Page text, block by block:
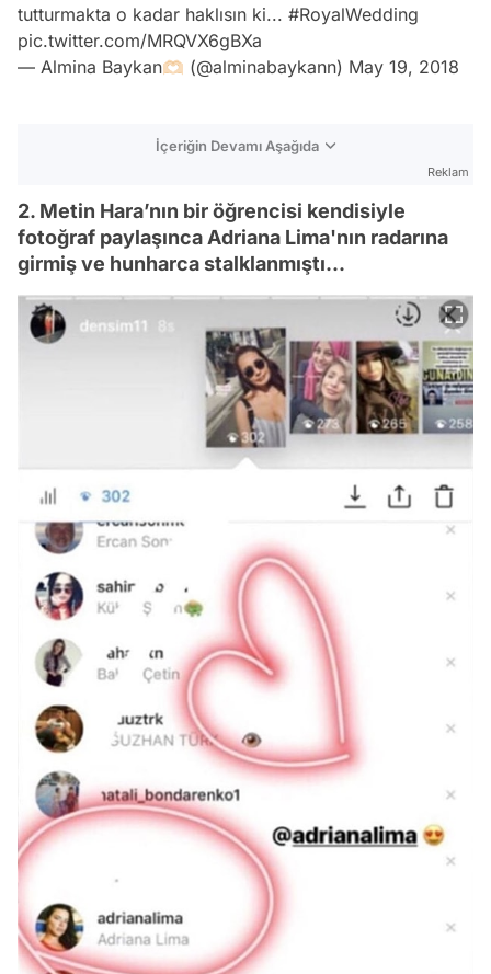
tutturmakta o kadar haklısın ki... #RoyalWedding
pic.twitter.com/MRQVX6gBXa
— Almina Baykan🫶🏻 (@alminabaykann) May 19, 2018
İçeriğin Devamı Aşağıda
Reklam
2. Metin Hara’nın bir öğrencisi kendisiyle
fotoğraf paylaşınca Adriana Lima'nın radarına
girmiş ve hunharca stalklanmıştı...